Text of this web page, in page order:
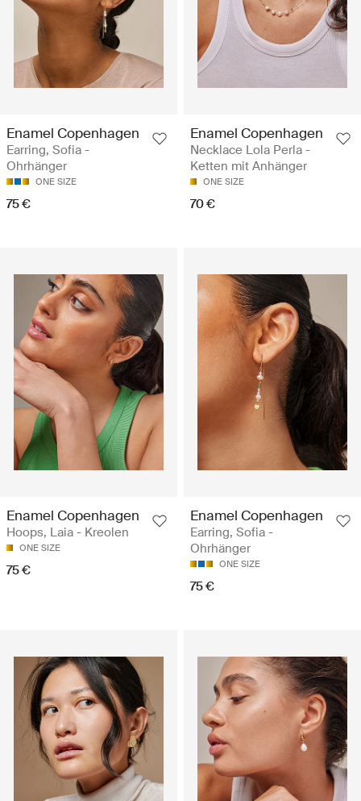
Enamel Copenhagen
Earring, Sofia -
Ohrhänger
ONE SIZE
75 €
Enamel Copenhagen
Necklace Lola Perla -
Ketten mit Anhänger
ONE SIZE
70 €
Enamel Copenhagen
Hoops, Laia - Kreolen
ONE SIZE
75 €
Enamel Copenhagen
Earring, Sofia -
Ohrhänger
ONE SIZE
75 €